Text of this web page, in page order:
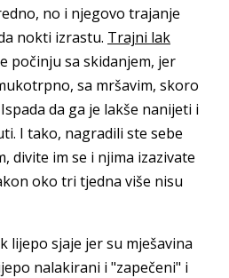
no i njegovo trajanje
nokti izrastu. Trajni lak
počinju sa skidanjem, jer
sa mršavim, skoro
da ga je lakše nanijeti i
I tako, nagradili ste sebe
divite im se i njima izazivate
oko tri tjedna više nisu
lijepo sjaje jer su mješavina
nalakirani i "zapečeni" i